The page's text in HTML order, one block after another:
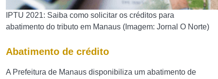
IPTU 2021: Saiba como solicitar os créditos para
abatimento do tributo em Manaus (Imagem: Jornal O Norte)
Abatimento de crédito
A Prefeitura de Manaus disponibiliza um abatimento de